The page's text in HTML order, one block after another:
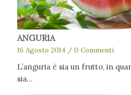
ANGURIA
16 Agosto 2014 / 0 Commenti
L’anguria è sia un frutto, in
sia…